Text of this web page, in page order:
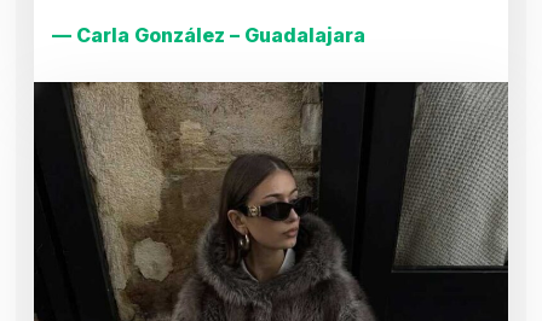
— Carla González – Guadalajara